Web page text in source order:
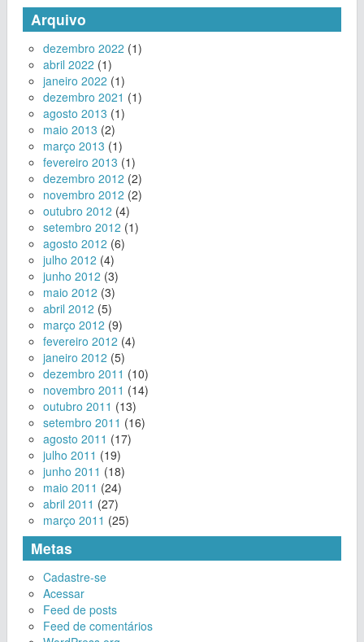
Arquivo
dezembro 2022 (1)
abril 2022 (1)
janeiro 2022 (1)
dezembro 2021 (1)
agosto 2013 (1)
maio 2013 (2)
março 2013 (1)
fevereiro 2013 (1)
dezembro 2012 (2)
novembro 2012 (2)
outubro 2012 (4)
setembro 2012 (1)
agosto 2012 (6)
julho 2012 (4)
junho 2012 (3)
maio 2012 (3)
abril 2012 (5)
março 2012 (9)
fevereiro 2012 (4)
janeiro 2012 (5)
dezembro 2011 (10)
novembro 2011 (14)
outubro 2011 (13)
setembro 2011 (16)
agosto 2011 (17)
julho 2011 (19)
junho 2011 (18)
maio 2011 (24)
abril 2011 (27)
março 2011 (25)
Metas
Cadastre-se
Acessar
Feed de posts
Feed de comentários